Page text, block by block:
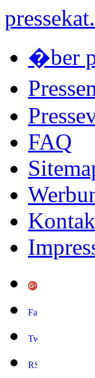
�ber
FAQ